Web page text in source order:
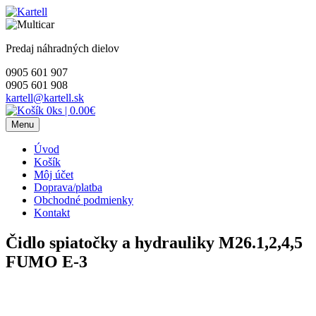
Skip
to
Predaj náhradných dielov
0905 601 907
0905 601 908
kartell@kartell.sk
0ks | 0.00€
Menu
Úvod
Košík
Môj účet
Doprava/platba
Obchodné podmienky
Kontakt
Čidlo spiatočky a hydrauliky M26.1,2,4,5
FUMO E-3